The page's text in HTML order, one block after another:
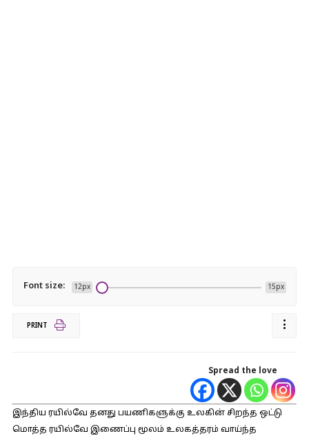
Font size: 12px 15px
PRINT
Spread the love
இந்திய ரயில்வே தனது பயணிகளுக்கு உலகின் சிறந்த ஒட்டு
மொத்த ரயில்வே இணைப்பு மூலம் உலகத்தரம் வாய்ந்த